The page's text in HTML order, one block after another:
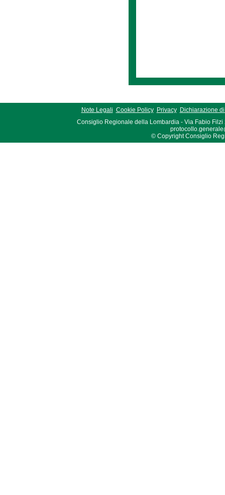
Note Legali Cookie Policy Privacy
Dichiarazione
Consiglio Regionale della Lombardia - Via Fabio Filzi
© Copyright Consiglio